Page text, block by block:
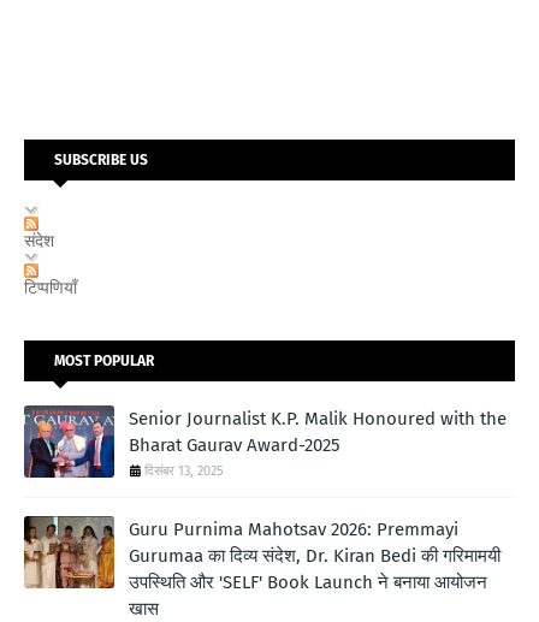
SUBSCRIBE US
संदेश
टिप्पणियाँ
MOST POPULAR
Senior Journalist K.P. Malik Honoured with the
Bharat Gaurav Award-2025
दिसंबर 13, 2025
Guru Purnima Mahotsav 2026: Premmayi
Gurumaa का दिव्य संदेश, Dr. Kiran Bedi की गरिमामयी
उपस्थिति और 'SELF' Book Launch ने बनाया आयोजन
खास